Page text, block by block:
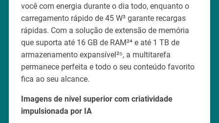
você com energia durante o dia todo, enquanto o
carregamento rápido de 45 W³ garante recargas
rápidas. Com a solução de extensão de memória
que suporta até 16 GB de RAM²⁴ e até 1 TB de
armazenamento expansível²⁵, a multitarefa
permanece perfeita e todo o seu conteúdo favorito
fica ao seu alcance.
Imagens de nível superior com criatividade
impulsionada por IA